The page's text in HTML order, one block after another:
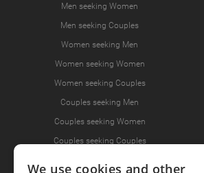
Men seeking Women
Men seeking Couples
Women seeking Men
Women seeking Women
Women seeking Couples
Couples seeking Men
Couples seeking Women
Couples seeking Couples
We use cookies and other